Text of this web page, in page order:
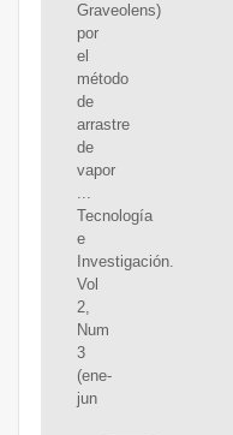
Graveolens)
por
el
método
de
arrastre
de
vapor
...
Tecnología
e
Investigación.
Vol
2,
Num
3
(ene-
jun